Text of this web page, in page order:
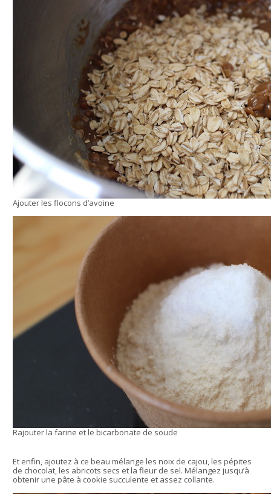
Ajouter les flocons d’avoine
Rajouter la farine et le bicarbonate de soude
Et enfin, ajoutez à ce beau mélange les noix de cajou, les pépites
de chocolat, les abricots secs et la fleur de sel. Mélangez jusqu’à
obtenir une pâte à cookie succulente et assez collante.